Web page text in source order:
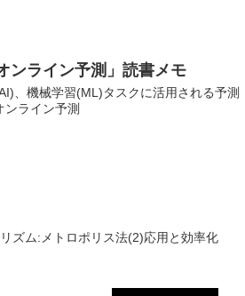
ンライン予測」読書メモ
、機械学習(ML)タスクに活用される予測
ライン予測
ズム:メトロポリス法(2)応用と効率化